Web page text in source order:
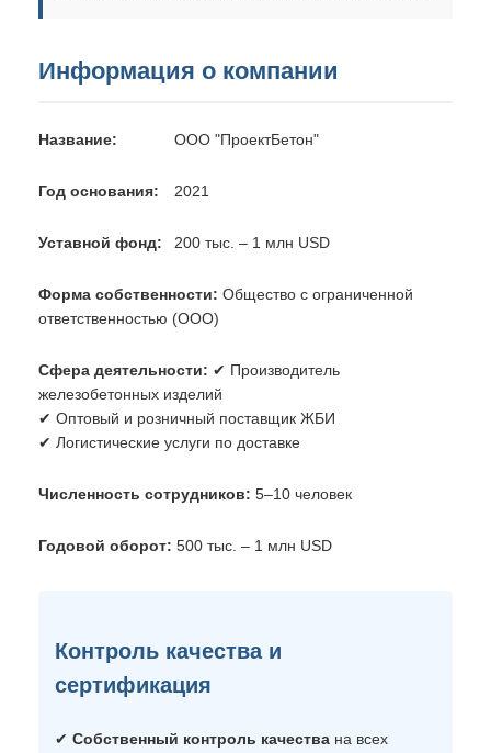
Информация о компании
Название: ООО "ПроектБетон"
Год основания: 2021
Уставной фонд: 200 тыс. – 1 млн USD
Форма собственности: Общество с ограниченной
ответственностью (ООО)
Сфера деятельности: ✔ Производитель
железобетонных изделий
✔ Оптовый и розничный поставщик ЖБИ
✔ Логистические услуги по доставке
Численность сотрудников: 5–10 человек
Годовой оборот: 500 тыс. – 1 млн USD
Контроль качества и
сертификация
✔ Собственный контроль качества на всех